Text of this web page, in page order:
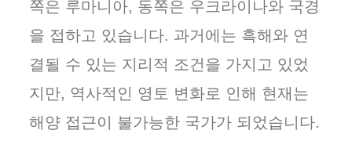
쪽은 루마니아, 동쪽은 우크라이나와 국경
을 접하고 있습니다. 과거에는 흑해와 연
결될 수 있는 지리적 조건을 가지고 있었
지만, 역사적인 영토 변화로 인해 현재는
해양 접근이 불가능한 국가가 되었습니다.